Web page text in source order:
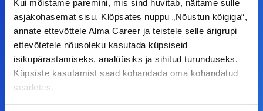
Kui mõistame paremini, mis sind huvitab, näitame sulle
asjakohasemat sisu. Klõpsates nuppu „Nõustun kõigiga“,
annate ettevõttele Alma Career ja teistele selle ärigrupi
ettevõtetele nõusoleku kasutada küpsiseid
isikupärastamiseks, analüüsiks ja sihitud turunduseks.
Küpsiste kasutamist saad kohandada oma kohandatud
seadetes.
c
e
b
o
o
k
s
t
a
g
r
a
n
k
e
d
i
n
u
t
u
b
e
© Alma Career Estonia OÜ
Tööotsijale